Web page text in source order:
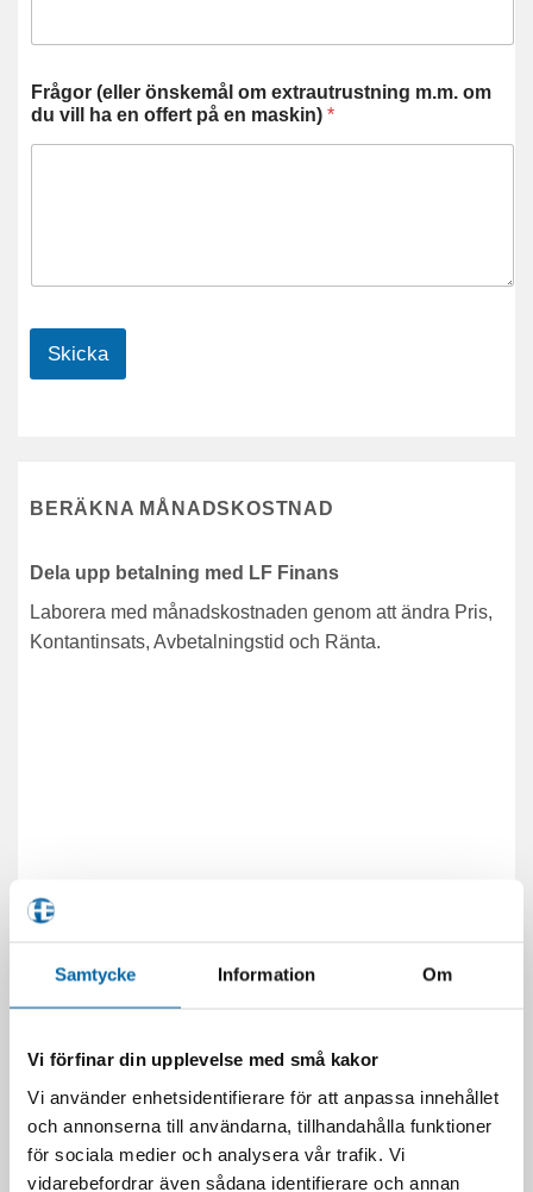
Samtycke Information Om
Vi förfinar din upplevelse med små kakor
Vi använder enhetsidentifierare för att anpassa innehållet
och annonserna till användarna, tillhandahålla funktioner
för sociala medier och analysera vår trafik. Vi
vidarebefordrar även sådana identifierare och annan
Frågor (eller önskemål om extrautrustning m.m. om
du vill ha en offert på en maskin) *
Skicka
BERÄKNA MÅNADSKOSTNAD
Dela upp betalning med LF Finans
Laborera med månadskostnaden genom att ändra Pris,
Kontantinsats, Avbetalningstid och Ränta.